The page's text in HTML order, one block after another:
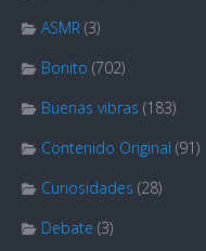
ASMR (3)
Bonito (702)
Buenas vibras (183)
Contenido Original (91)
Curiosidades (28)
Debate (3)